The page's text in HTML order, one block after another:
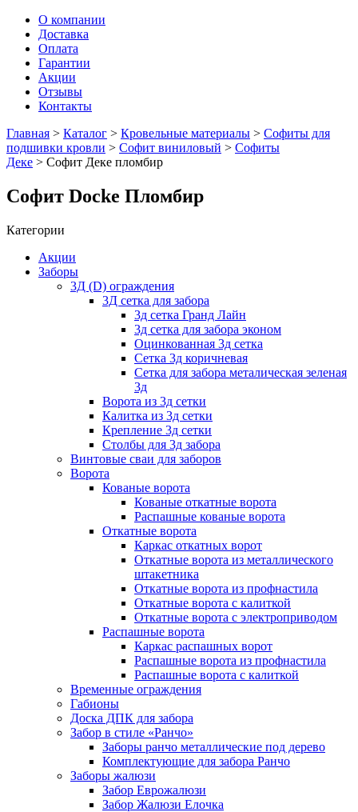
О компании
Доставка
Оплата
Гарантии
Акции
Отзывы
Контакты
Главная > Каталог > Кровельные материалы > Софиты для
подшивки кровли > Софит виниловый > Софиты
Деке > Софит Деке пломбир
Софит Docke Пломбир
Категории
Акции
Заборы
3Д (D) ограждения
3Д сетка для забора
3д сетка Гранд Лайн
3д сетка для забора эконом
Оцинкованная 3д сетка
Сетка 3д коричневая
Сетка для забора металическая зеленая
3д
Ворота из 3д сетки
Калитка из 3д сетки
Крепление 3д сетки
Столбы для 3д забора
Винтовые сваи для заборов
Ворота
Кованые ворота
Кованые откатные ворота
Распашные кованые ворота
Откатные ворота
Каркас откатных ворот
Откатные ворота из металлического
штакетника
Откатные ворота из профнастила
Откатные ворота с калиткой
Откатные ворота с электроприводом
Распашные ворота
Каркас распашных ворот
Распашные ворота из профнастила
Распашные ворота с калиткой
Временные ограждения
Габионы
Доска ДПК для забора
Забор в стиле «Ранчо»
Заборы ранчо металлические под дерево
Комплектующие для забора Ранчо
Заборы жалюзи
Забор Еврожалюзи
Забор Жалюзи Елочка